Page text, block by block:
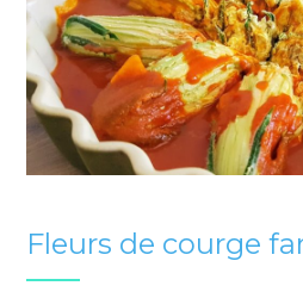
Fleurs de courge